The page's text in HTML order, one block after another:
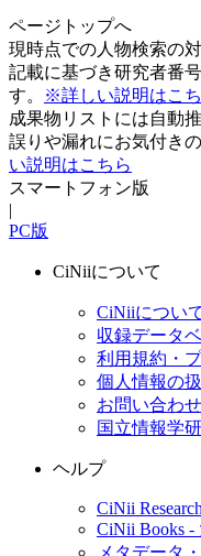
ページトップへ
現時点での人物検索の
記載に基づき研究者番
す。
※詳しい説明はこ
成果物リストには自動
誤りや漏れにお気付き
い説明はこちら
スマートフォン版
|
PC版
CiNiiについて
CiNiiについ
収録データ
利用規約・
個人情報の
お問い合わせ
国立情報学
ヘルプ
CiNii Research
CiNii Books